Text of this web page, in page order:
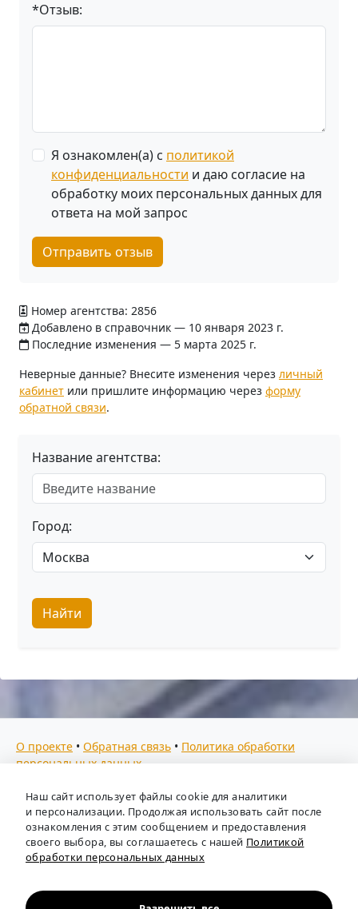
*Отзыв:
Я ознакомлен(а) с политикой
конфиденциальности и даю согласие на
обработку моих персональных данных для
ответа на мой запрос
Отправить отзыв
Номер агентства: 2856
Добавлено в справочник — 10 января 2023 г.
Последние изменения — 5 марта 2025 г.
Неверные данные? Внесите изменения через личный
кабинет или пришлите информацию через форму
обратной связи.
Название агентства:
Город:
Найти
О проекте • Обратная связь • Политика обработки
персональных данных
Мы собираем отзывы, составляем рейтинги и
предоставляем всю информацию о кадровых агентствах
России. Также анализируем ключевые тенденции рынка
труда: отслеживаем динамику зарплат, уровень
безработицы и общую обстановку в отрасли, чтобы вы
Наш сайт использует файлы cookie для аналитики
и персонализации. Продолжая использовать сайт после
ознакомления с этим сообщением и предоставления
своего выбора, вы соглашаетесь с нашей Политикой
обработки персональных данных